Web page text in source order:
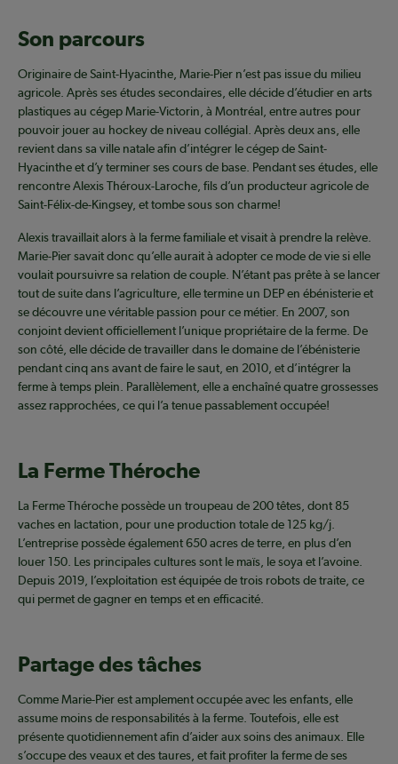
Son parcours
Originaire de Saint-Hyacinthe, Marie-Pier n’est pas issue du milieu
agricole. Après ses études secondaires, elle décide d’étudier en arts
plastiques au cégep Marie-Victorin, à Montréal, entre autres pour
pouvoir jouer au hockey de niveau collégial. Après deux ans, elle
revient dans sa ville natale afin d’intégrer le cégep de Saint-
Hyacinthe et d’y terminer ses cours de base. Pendant ses études, elle
rencontre Alexis Théroux-Laroche, fils d’un producteur agricole de
Saint-Félix-de-Kingsey, et tombe sous son charme!
Alexis travaillait alors à la ferme familiale et visait à prendre la relève.
Marie-Pier savait donc qu’elle aurait à adopter ce mode de vie si elle
voulait poursuivre sa relation de couple. N’étant pas prête à se lancer
tout de suite dans l’agriculture, elle termine un DEP en ébénisterie et
se découvre une véritable passion pour ce métier. En 2007, son
conjoint devient officiellement l’unique propriétaire de la ferme. De
son côté, elle décide de travailler dans le domaine de l’ébénisterie
pendant cinq ans avant de faire le saut, en 2010, et d’intégrer la
ferme à temps plein. Parallèlement, elle a enchaîné quatre grossesses
assez rapprochées, ce qui l’a tenue passablement occupée!
La Ferme Théroche
La Ferme Théroche possède un troupeau de 200 têtes, dont 85
vaches en lactation, pour une production totale de 125 kg/j.
L’entreprise possède également 650 acres de terre, en plus d’en
louer 150. Les principales cultures sont le maïs, le soya et l’avoine.
Depuis 2019, l’exploitation est équipée de trois robots de traite, ce
qui permet de gagner en temps et en efficacité.
Partage des tâches
Comme Marie-Pier est amplement occupée avec les enfants, elle
assume moins de responsabilités à la ferme. Toutefois, elle est
présente quotidiennement afin d’aider aux soins des animaux. Elle
s’occupe des veaux et des taures, et fait profiter la ferme de ses